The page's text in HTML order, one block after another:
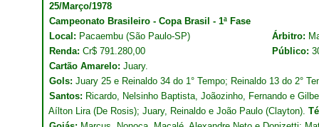
25/Março/1978
Campeonato Brasileiro - Copa Brasil - 1ª Fase
Local: Pacaembu (São Paulo-SP) Árbitro:
Renda: Cr$ 791.280,00 Público:
Cartão Amarelo: Juary.
Gols: Juary 25 e Reinaldo 34 do 1° Tempo; Reinaldo 13 do 2°
Santos: Ricardo, Nelsinho Baptista, Joãozinho, Fernando e
Aílton Lira (De Rosis); Juary, Reinaldo e João Paulo (Clayton).